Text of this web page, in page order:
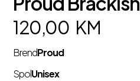
120,00 KM
BrendProud
SpolUnisex